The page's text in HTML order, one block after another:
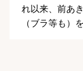
れ以来、前あ
（ブラ等も）